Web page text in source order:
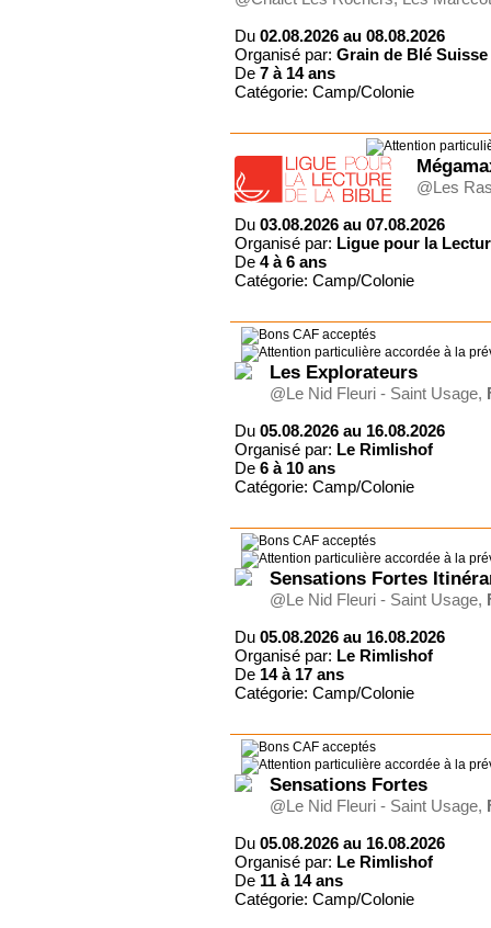
Du 02.08.2026 au 08.08.2026
Organisé par: Grain de Blé Suisse
De 7 à 14 ans
Catégorie: Camp/Colonie
@Les
Du 03.08.2026 au 07.08.2026
Organisé par: Ligue pour la
De 4 à 6 ans
Catégorie: Camp/Colonie
Les Explorateurs
@Le Nid Fleuri - Saint Usage,
Du 05.08.2026 au 16.08.2026
Organisé par: Le Rimlishof
De 6 à 10 ans
Catégorie: Camp/Colonie
Sensations Fortes
@Le Nid Fleuri - Saint Usage,
Du 05.08.2026 au 16.08.2026
Organisé par: Le Rimlishof
De 14 à 17 ans
Catégorie: Camp/Colonie
Sensations Fortes
@Le Nid Fleuri - Saint Usage,
Du 05.08.2026 au 16.08.2026
Organisé par: Le Rimlishof
De 11 à 14 ans
Catégorie: Camp/Colonie